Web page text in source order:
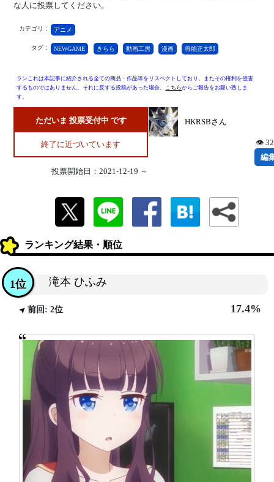
な人に投票してください。
カテゴリ： アニメ
タグ： NEWGAME きらら 動画工房 漫画 得能正太郎
ランこれは本記事に紹介される全ての商品・作品等をリスペクトしており、またその権利を侵害
するものではありません。それに反する投稿があった場合、 こちらからご報告をお願い致しま
す。
ただいま 投票受付中 です
終了に近づいています
投票開始日：2021-12-19 ～
HKRSBさん
👁
編
ランキング結果・順位
滝本 ひふみ
1位
前回: 2位 17.4%